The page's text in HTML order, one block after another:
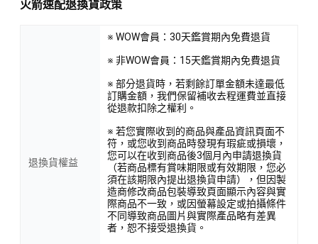
火箭速配退換貨政策
退換貨權益
※ WOW會員：30天鑑賞期內免費退貨
※ 非WOW會員：15天鑑賞期內免費退貨
※ 部分退貨時，若剩餘訂單金額未達最低
訂購金額，我們保留補收去程運費並直接
從退款扣除之權利。
※ 若您實際收到的商品與產品資訊頁面不
符，或您收到商品時發現有瑕疵或損壞，
您可以在收到商品後3個月內申請退換貨
（若商品標有賞味期限或有效期限，您必
須在該期限內提出退換貨申請），但因製
造商修改商品包裝導致頁面顯示內容與實
際商品不一致，或因螢幕設定或拍攝條件
不同導致商品圖片與實際產品略有差異
者，恕不接受退換貨。